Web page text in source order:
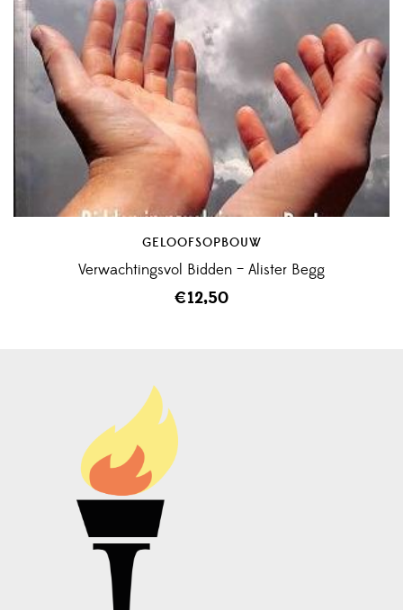
GELOOFSOPBOUW
Verwachtingsvol Bidden – Alister Begg
€12,50